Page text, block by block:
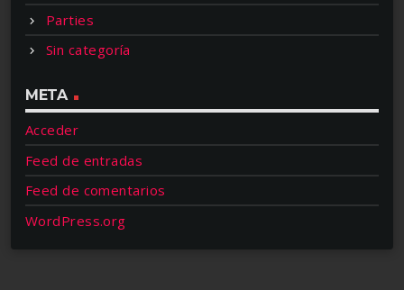
Parties
Sin categoría
META
Acceder
Feed de entradas
Feed de comentarios
WordPress.org